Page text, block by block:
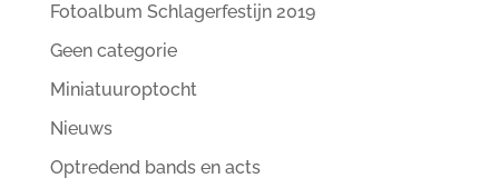
Fotoalbum Schlagerfestijn 2019
Geen categorie
Miniatuuroptocht
Nieuws
Optredend bands en acts